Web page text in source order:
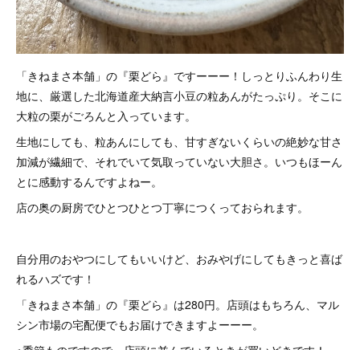
「きねまさ本舗」の『栗どら』ですーーー！しっとりふんわり生
地に、厳選した北海道産大納言小豆の粒あんがたっぷり。そこに
大粒の栗がごろんと入っています。
生地にしても、粒あんにしても、甘すぎないくらいの絶妙な甘さ
加減が繊細で、それでいて気取っていない大胆さ。いつもほーん
とに感動するんですよねー。
店の奥の厨房でひとつひとつ丁寧につくっておられます。
自分用のおやつにしてもいいけど、おみやげにしてもきっと喜ば
れるハズです！
「きねまさ本舗」の『栗どら』は280円。店頭はもちろん、マル
シン市場の宅配便でもお届けできますよーーー。